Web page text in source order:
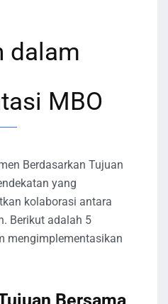
dalam
MBO
Berdasarkan Tujuan
yang
kolaborasi antara
Berikut adalah 5
mengimplementasikan